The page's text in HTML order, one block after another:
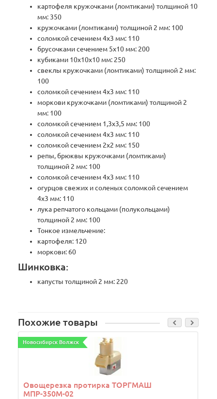
картофеля кружочками (ломтиками) толщиной 10
мм: 350
кружочками (ломтиками) толщиной 2 мм: 100
соломкой сечением 4х3 мм: 110
брусочками сечением 5х10 мм: 200
кубиками 10х10х10 мм: 250
свеклы кружочками (ломтиками) толщиной 2 мм:
100
соломкой сечением 4х3 мм: 110
моркови кружочками (ломтиками) толщиной 2
мм: 100
соломкой сечением 1,3х3,5 мм: 100
соломкой сечением 4х3 мм: 110
соломкой сечением 2х2 мм: 150
репы, брюквы кружочками (ломтиками)
толщиной 2 мм: 100
соломкой сечением 4х3 мм: 110
огурцов свежих и соленых соломкой сечением
4х3 мм: 110
лука репчатого кольцами (полукольцами)
толщиной 2 мм: 100
Тонкое измельчение:
картофеля: 120
моркови: 60
Шинковка:
капусты толщиной 2 мм: 220
Похожие товары
Новосибирск Волжск
Овощерезка протирка ТОРГМАШ
МПР-350М-02